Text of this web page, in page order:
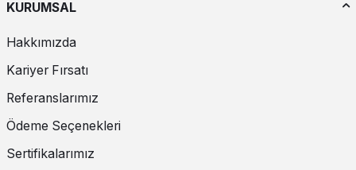
KURUMSAL
Hakkımızda
Kariyer Fırsatı
Referanslarımız
Ödeme Seçenekleri
Sertifikalarımız